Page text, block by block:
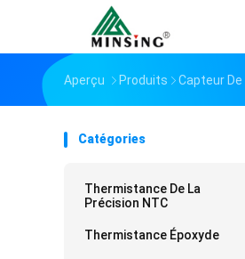
Aperçu Produits Capteur
Catégories
Thermistance De La
Précision NTC
Thermistance Époxyde